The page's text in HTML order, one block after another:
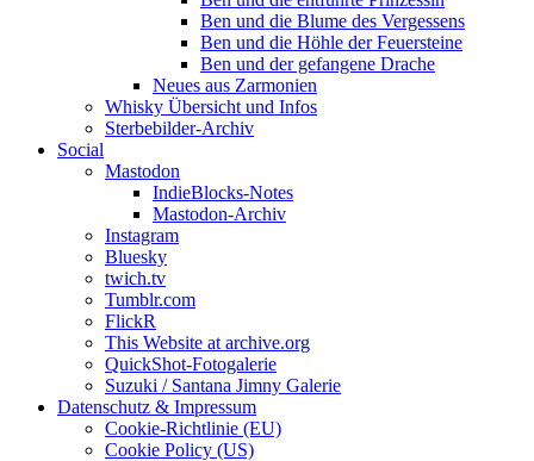
Ben und die Blume des Vergessens
Ben und die Höhle der Feuersteine
Ben und der gefangene Drache
Neues aus Zarmonien
Whisky Übersicht und Infos
Sterbebilder-Archiv
Social
Mastodon
IndieBlocks-Notes
Mastodon-Archiv
Instagram
Bluesky
twich.tv
Tumblr.com
FlickR
This Website at archive.org
QuickShot-Fotogalerie
Suzuki / Santana Jimny Galerie
Datenschutz & Impressum
Cookie-Richtlinie (EU)
Cookie Policy (US)